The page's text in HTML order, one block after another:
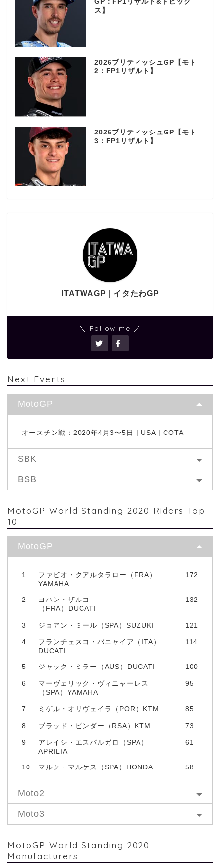
GP：FP1リザルト&トピック
ス】
2026ブリティッシュGP【モト
2：FP1リザルト】
2026ブリティッシュGP【モト
3：FP1リザルト】
ITATWAGP | イタたわGP
＼ Follow me ／
Next Events
MotoGP
オースチン戦：2020年4月3〜5日 | USA | COTA
SBK
BSB
MotoGP World Standing 2020 Riders Top
10
MotoGP
1
ファビオ・クアルタラロー（FRA）
YAMAHA
172
2
ヨハン・ザルコ
（FRA）DUCATI
132
3 ジョアン・ミール（SPA）SUZUKI 121
4
フランチェスコ・バニャイア（ITA）
DUCATI
114
5 ジャック・ミラー（AUS）DUCATI 100
6
マーヴェリック・ヴィニャーレス
（SPA）YAMAHA
95
7 ミゲル・オリヴェイラ（POR）KTM 85
8 ブラッド・ビンダー（RSA）KTM 73
9
アレイシ・エスパルガロ（SPA）
APRILIA
61
10 マルク・マルケス（SPA）HONDA 58
Moto2
Moto3
MotoGP World Standing 2020
Manufacturers